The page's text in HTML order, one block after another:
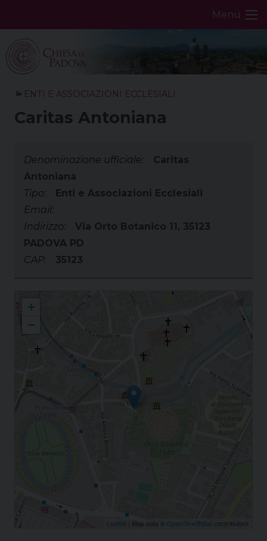
Menu
ENTI E ASSOCIAZIONI ECCLESIALI
Caritas Antoniana
Denominazione ufficiale:
Caritas
Antoniana
Tipo:
Enti e Associazioni Ecclesiali
Email:
Indirizzo:
Via Orto Botanico 11, 35123
PADOVA PD
CAP:
35123
Caritas Antoniana
+
−
Leaflet | Map data © OpenStreetMap contributors